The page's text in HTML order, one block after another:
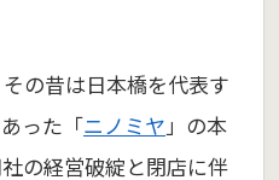
の昔は日本橋を代表す
った「ニノミヤ 」の本
の経営破綻と閉店に伴